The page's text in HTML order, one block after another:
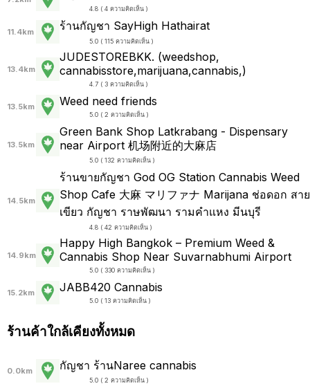
4.8 ( 4 ความคิดเห็น )
11.4km ร้านกัญชา SayHigh Hathairat
5.0 ( 115 ความคิดเห็น )
13.4km
JUDESTOREBKK. (weedshop,
cannabisstore,marijuana,cannabis,)
4.7 ( 3 ความคิดเห็น )
13.5km Weed need friends
5.0 ( 2 ความคิดเห็น )
13.5km
Green Bank Shop Latkrabang - Dispensary
near Airport 机场附近的大麻店
5.0 ( 132 ความคิดเห็น )
14.5km
ร้านขายกัญชา God ️OG Station Cannabis Weed
Shop Cafe 大麻 マリファナ Marijana ช่อดอก สาย
เขียว กัญชา ราษพัฒนา รามคำแหง มีนบุรี
4.8 ( 42 ความคิดเห็น )
14.9km
Happy High Bangkok – Premium Weed &
Cannabis Shop Near Suvarnabhumi Airport
5.0 ( 330 ความคิดเห็น )
15.2km JABB420 Cannabis
5.0 ( 13 ความคิดเห็น )
ร้านค้าใกล้เคียงทั้งหมด
0.0km กัญชา ร้านNaree cannabis
5.0 ( 2 ความคิดเห็น )